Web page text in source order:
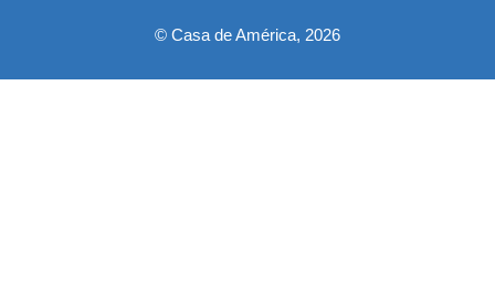
© Casa de América, 2026